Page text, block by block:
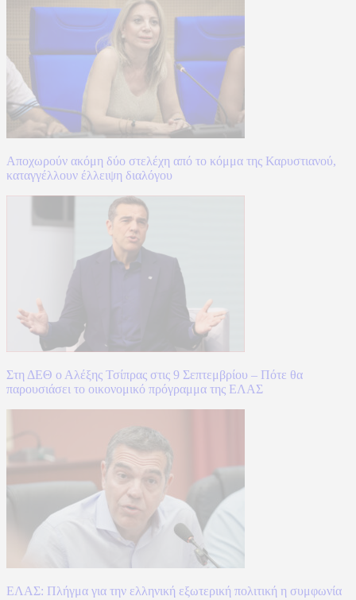
Αποχωρούν ακόμη δύο στελέχη από το κόμμα της Καρυστιανού,
καταγγέλλουν έλλειψη διαλόγου
Στη ΔΕΘ ο Αλέξης Τσίπρας στις 9 Σεπτεμβρίου – Πότε θα
παρουσιάσει το οικονομικό πρόγραμμα της ΕΛΑΣ
ΕΛΑΣ: Πλήγμα για την ελληνική εξωτερική πολιτική η συμφωνία